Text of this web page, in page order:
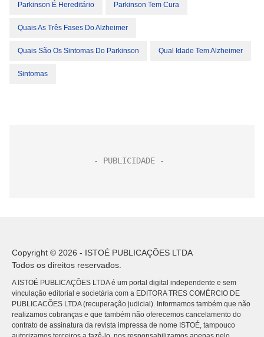
Parkinson É Hereditário Parkinson Tem Cura
Quais As Três Fases Do Alzheimer
Quais São Os Sintomas Do Parkinson Qual Idade Tem Alzheimer
Sintomas
Copyright © 2026 - ISTOÉ PUBLICAÇÕES LTDA
Todos os direitos reservados.
A ISTOÉ PUBLICAÇÕES LTDA é um portal digital independente e sem
vinculação editorial e societária com a EDITORA TRES COMÉRCIO DE
PUBLICACÕES LTDA (recuperação judicial). Informamos também que não
realizamos cobranças e que também não oferecemos cancelamento do
contrato de assinatura da revista impressa de nome ISTOÉ, tampouco